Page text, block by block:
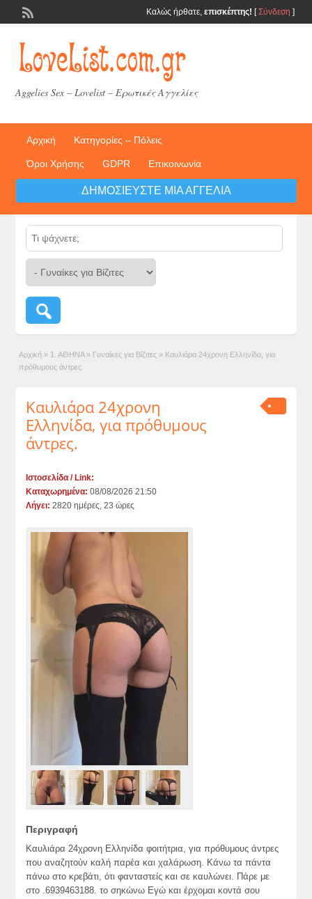
Καλώς ήρθατε, επισκέπτης! [Σύνδεση ]
Aggelies Sex – Lovelist – Ερωτικές Αγγελίες
Αρχική Κατηγορίες – Πόλεις
Όροι Χρήσης GDPR Επικοινωνία
ΔΗΜΟΣΙΕΎΣΤΕ ΜΙΑ ΑΓΓΕΛΊΑ
Αρχική » 1. ΑΘΗΝΑ » Γυναίκες για Βίζιτες » Καυλιάρα 24χρονη Ελληνίδα, για
πρόθυμους άντρες.
Καυλιάρα 24χρονη
Ελληνίδα, για πρόθυμους
άντρες.
Ιστοσελίδα / Link:
Καταχωρημένα: 08/08/2026 21:50
Λήγει: 2820 ημέρες, 23 ώρες
Περιγραφή
Καυλιάρα 24χρονη Ελληνίδα φοιτήτρια, για πρόθυμους άντρες
που αναζητούν καλή παρέα και χαλάρωση. Κάνω τα πάντα
πάνω στο κρεβάτι, ότι φανταστείς και σε καυλώνει. Πάρε με
στο .6939463188. το σηκώνω Εγώ και έρχομαι κοντά σου